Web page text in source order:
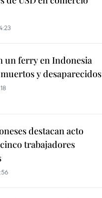
un ferry en Indonesia
y desaparecidos
destacan acto
trabajadores